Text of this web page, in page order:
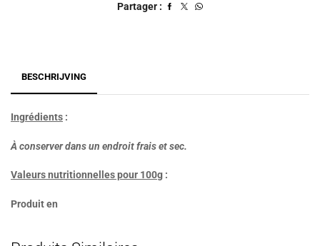
Partager :
BESCHRIJVING
Ingrédients :
À conserver dans un endroit frais et sec.
Valeurs nutritionnelles pour 100g :
Produit en